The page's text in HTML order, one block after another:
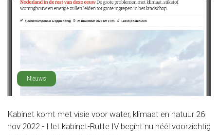
Nieuws
Kabinet komt met visie voor water, klimaat en natuur 26
nov 2022 - Het kabinet-Rutte IV begint nu héél voorzichtig